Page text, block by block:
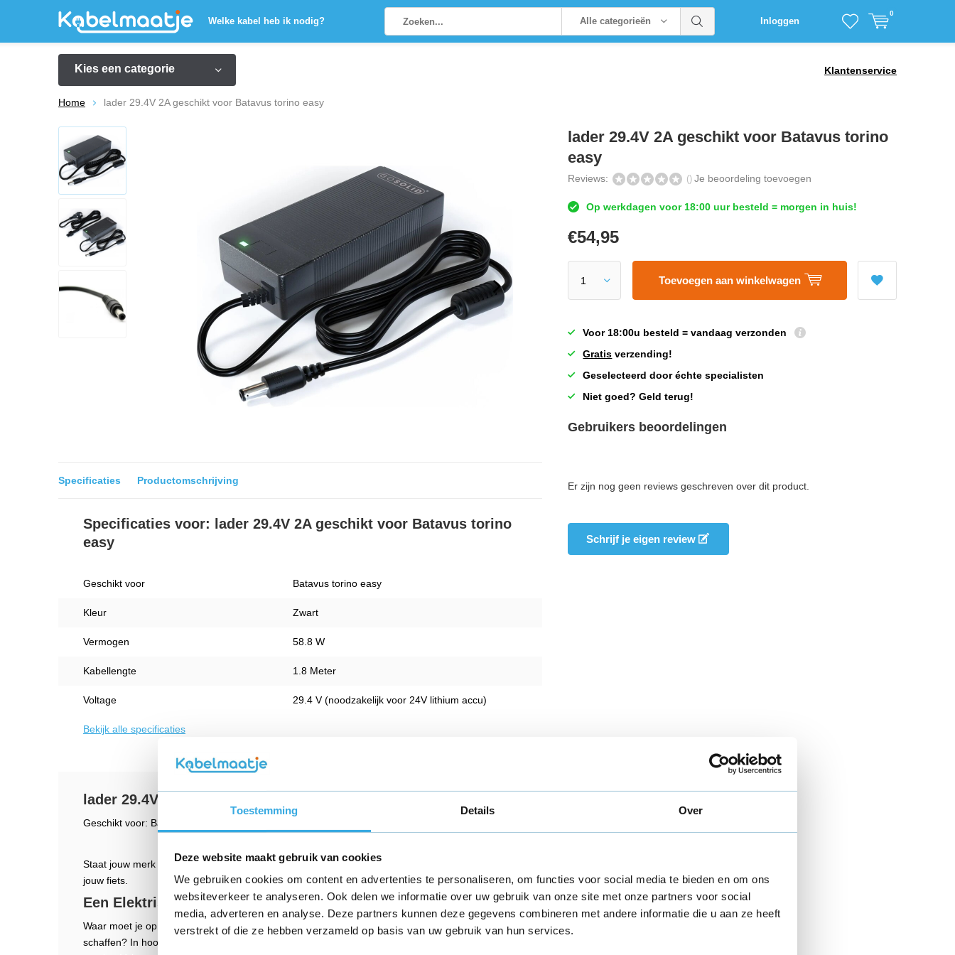
Toestemming Details Over
Deze website maakt gebruik van cookies
We gebruiken cookies om content en advertenties te personaliseren, om functies voor social media te bieden en om ons
websiteverkeer te analyseren. Ook delen we informatie over uw gebruik van onze site met onze partners voor social
media, adverteren en analyse. Deze partners kunnen deze gegevens combineren met andere informatie die u aan ze heeft
verstrekt of die ze hebben verzameld op basis van uw gebruik van hun services.
Welke kabel heb ik nodig? Alle categorieën Inloggen
0
Kies een categorie Klantenservice
Home lader 29.4V 2A geschikt voor Batavus torino easy
Specificaties Productomschrijving
Specificaties voor: lader 29.4V 2A geschikt voor Batavus torino
easy
Geschikt voor Batavus torino easy
Kleur Zwart
Vermogen 58.8 W
Kabellengte 1.8 Meter
Voltage 29.4 V (noodzakelijk voor 24V lithium accu)
Bekijk alle specificaties
lader 29.4V 2A geschikt voor Batavus torino easy
Geschikt voor: Batavus torino easy
Staat jouw merk of model hier niet tussen? Het kan zijn dat deze oplader alsnog geschikt is voor
jouw fiets.
Een Elektrische fiets oplader kopen:
Waar moet je op letten wanneer je een nieuwe oplader voor jouw elektrische fiets aan gaat
schaffen? In hoofdlijnen zijn er drie zaken waar je rekening mee moet houden. Om te beginnen
lader 29.4V 2A geschikt voor Batavus torino
easy
Reviews: () Je beoordeling toevoegen
Op werkdagen voor 18:00 uur besteld = morgen in huis!
€54,95
Toevoegen aan winkelwagen
Voor 18:00u besteld = vandaag verzonden
Gratis verzending!
Geselecteerd door échte specialisten
Niet goed? Geld terug!
Gebruikers beoordelingen
Er zijn nog geen reviews geschreven over dit product.
Schrijf je eigen review